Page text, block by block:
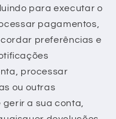
para executar o
pagamentos,
preferências e
processar
ou outras
a sua conta,